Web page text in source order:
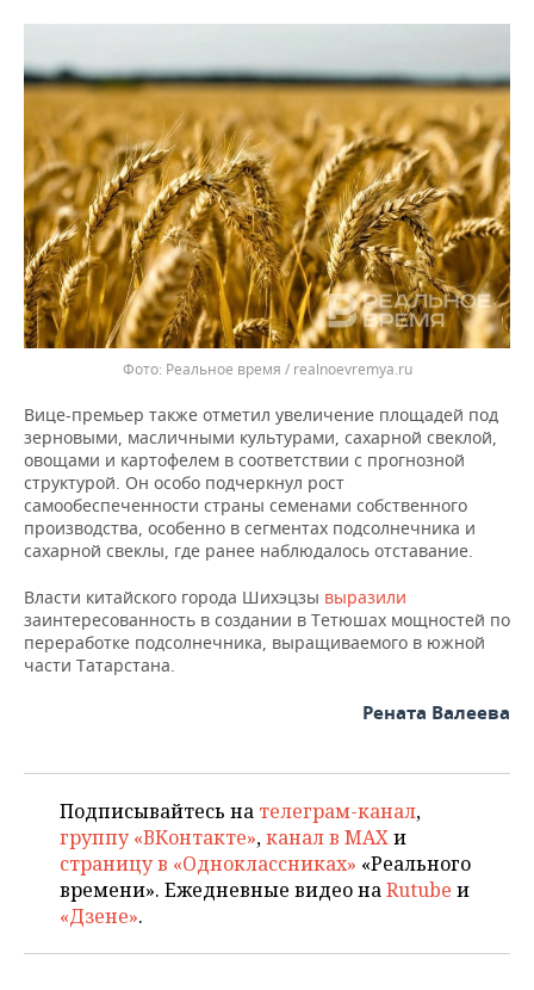
Реальное время / realnoevremya.ru
Вице-премьер также отметил увеличение площадей под
зерновыми, масличными культурами, сахарной свеклой,
овощами и картофелем в соответствии с прогнозной
структурой. Он особо подчеркнул рост
самообеспеченности страны семенами собственного
производства, особенно в сегментах подсолнечника и
сахарной свеклы, где ранее наблюдалось отставание.
Власти китайского города Шихэцзы выразили
заинтересованность в создании в Тетюшах мощностей по
переработке подсолнечника, выращиваемого в южной
части Татарстана.
Рената Валеева
Подписывайтесь на телеграм-канал,
группу «ВКонтакте»,канал в MAXи
страницу в «Одноклассниках» «Реального
времени». Ежедневные видео наRutube и
«Дзене».